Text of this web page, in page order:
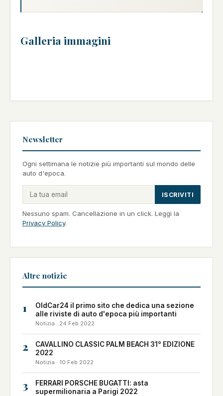
Galleria immagini
Newsletter
Ogni settimana le notizie più importanti sul mondo delle
auto d'epoca.
ISCRIVITI
Nessuno spam. Cancellazione in un click. Leggi la
Privacy Policy.
Altre notizie
1
OldCar24 il primo sito che dedica una sezione
alle riviste di auto d'epoca più importanti
Notizia · 24 Feb 2022
2
CAVALLINO CLASSIC PALM BEACH 31° EDIZIONE
2022
Notizia · 10 Feb 2022
3
FERRARI PORSCHE BUGATTI: asta
supermilionaria a Parigi 2022